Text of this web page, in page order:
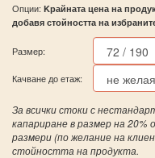
Опции: Kрайната цена на
добавя стойността на
Размер:
Качване до етаж:
За всички стоки с
капариране в размер на
размери (по желание на
стойността на продукта.